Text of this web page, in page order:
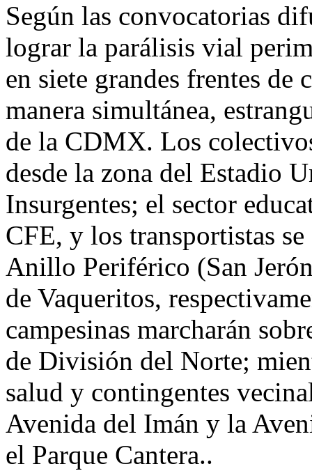
Según las convocatorias
lograr la parálisis vial
en siete grandes frentes de
manera simultánea,
de la CDMX. Los
desde la zona del Estadio
Insurgentes; el sector
CFE, y los transportistas
Anillo Periférico (San
de Vaqueritos,
campesinas marcharán
de División del Norte;
salud y contingentes
Avenida del Imán y la
el Parque Cantera..